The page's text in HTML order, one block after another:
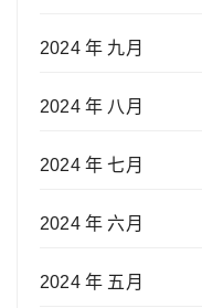
2024 年 九月
2024 年 八月
2024 年 七月
2024 年 六月
2024 年 五月